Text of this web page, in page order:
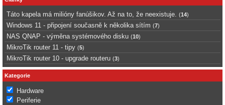
Táto kapela má milióny fanúšikov. Až na to, že neexistuje. (14)
Windows 11 - připojení současně k několika sítím (7)
NAS QNAP - výměna systémového disku (10)
MikroTik router 11 - tipy (5)
MikroTik router 10 - upgrade routeru (3)
Kategorie
Hardware
Periferie